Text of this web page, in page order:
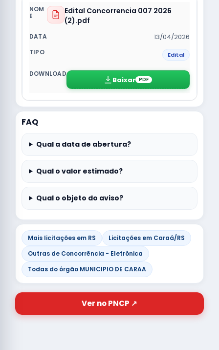
Edital Concorrencia 007 2026
(2).pdf
13/04/2026
Edital
Baixar PDF
FAQ
Qual a data de abertura?
Qual o valor estimado?
Qual o objeto do aviso?
Mais licitações em RS
Licitações em Caraá/RS
Outras de Concorrência - Eletrônica
Todas do órgão MUNICIPIO DE CARAA
Ver no PNCP ↗